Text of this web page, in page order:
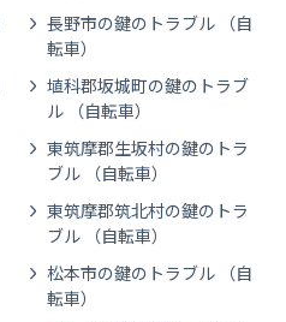
長野市の鍵のトラブル （自
転車）
埴科郡坂城町の鍵のトラブ
ル （自転車）
東筑摩郡生坂村の鍵のトラ
ブル （自転車）
東筑摩郡筑北村の鍵のトラ
ブル （自転車）
松本市の鍵のトラブル （自
転車）